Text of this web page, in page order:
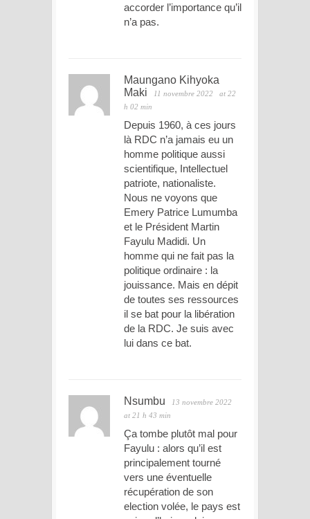
accorder l’importance qu’il
n’a pas.
Maungano Kihyoka
Maki
11 novembre 2022
at 22
h 02 min
Depuis 1960, à ces jours
là RDC n’a jamais eu un
homme politique aussi
scientifique, Intellectuel
patriote, nationaliste.
Nous ne voyons que
Emery Patrice Lumumba
et le Président Martin
Fayulu Madidi. Un
homme qui ne fait pas la
politique ordinaire : la
jouissance. Mais en dépit
de toutes ses ressources
il se bat pour la libération
de la RDC. Je suis avec
lui dans ce bat.
Nsumbu
13 novembre 2022
at 21 h 43 min
Ça tombe plutôt mal pour
Fayulu : alors qu’il est
principalement tourné
vers une éventuelle
récupération de son
election volée, le pays est